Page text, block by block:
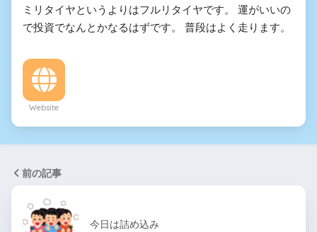
ミリタイヤというよりはフルリタイヤです。 運がいいの
で投資でなんとかなるはずです。 普段はよく走ります。
Website
前の記事
今日は詰め込み